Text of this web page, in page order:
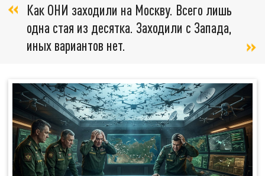
Как ОНИ заходили на Москву. Всего лишь
одна стая из десятка. Заходили с Запада,
иных вариантов нет.